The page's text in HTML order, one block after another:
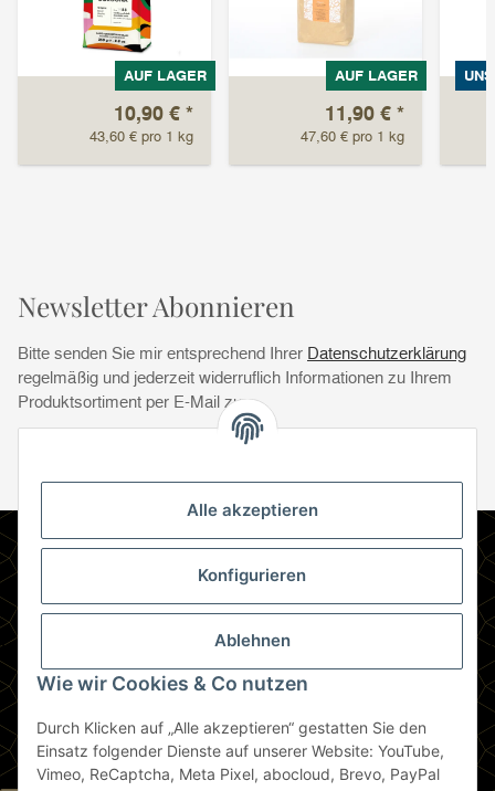
Alle akzeptieren
Konfigurieren
Ablehnen
Wie wir Cookies & Co nutzen
Durch Klicken auf „Alle akzeptieren“ gestatten Sie den
Einsatz folgender Dienste auf unserer Website: YouTube,
Vimeo, ReCaptcha, Meta Pixel, abocloud, Brevo, PayPal
AUF LAGER
10,90 € *
43,60 € pro 1 kg
AUF LAGER
11,90 € *
47,60 € pro 1 kg
Newsletter Abonnieren
Bitte senden Sie mir entsprechend Ihrer Datenschutzerklärung
regelmäßig und jederzeit widerruflich Informationen zu Ihrem
Produktsortiment per E-Mail zu.
Newsletter Abonnieren
Gesetzliche Informationen
Zahlungsmethoden
Berlin